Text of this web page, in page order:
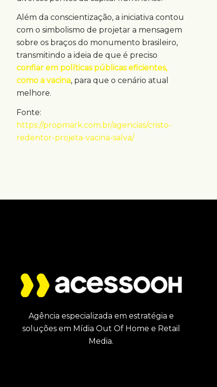
Além da conscientização, a iniciativa contou
com o simbolismo de projetar a mensagem
sobre os braços do monumento brasileiro,
transmitindo a ideia de que é preciso
confiar em políticas públicas eficientes,
como a vacina, para que o cenário atual
melhore.
Fonte:
https://propmark.com.br/agencias/cristo-
redentor-projeta-vacina-salva/
Agência especializada em estratégia e
soluções em Mídia Out Of Home e Retail
Media.